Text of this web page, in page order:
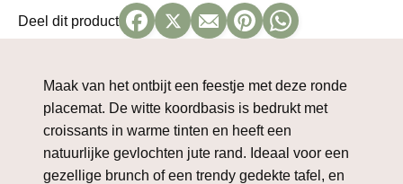
Deel dit product
Maak van het ontbijt een feestje met deze ronde
placemat. De witte koordbasis is bedrukt met
croissants in warme tinten en heeft een
natuurlijke gevlochten jute rand. Ideaal voor een
gezellige brunch of een trendy gedekte tafel, en